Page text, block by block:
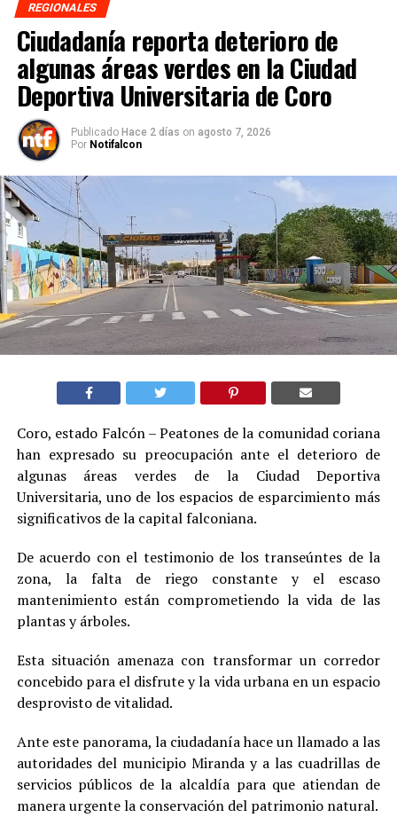
REGIONALES
Ciudadanía reporta deterioro de
algunas áreas verdes en la Ciudad
Deportiva Universitaria de Coro
Publicado Hace 2 días on agosto 7, 2026
Por Notifalcon
Coro, estado Falcón – Peatones de la comunidad coriana
han expresado su preocupación ante el deterioro de
algunas áreas verdes de la Ciudad Deportiva
Universitaria, uno de los espacios de esparcimiento más
significativos de la capital falconiana.
De acuerdo con el testimonio de los transeúntes de la
zona, la falta de riego constante y el escaso
mantenimiento están comprometiendo la vida de las
plantas y árboles.
Esta situación amenaza con transformar un corredor
concebido para el disfrute y la vida urbana en un espacio
desprovisto de vitalidad.
Ante este panorama, la ciudadanía hace un llamado a las
autoridades del municipio Miranda y a las cuadrillas de
servicios públicos de la alcaldía para que atiendan de
manera urgente la conservación del patrimonio natural.